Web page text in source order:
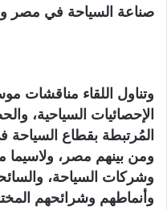
صناعة السياحة في مصر
وتناول اللقاء مناقشات
الإحصائيات السياحية،
المُرتبطة بقطاع السياحة
ومن بينهم مصر، ولاسيما
وشركات السياحة،
وأنماطهم وشرائحهم